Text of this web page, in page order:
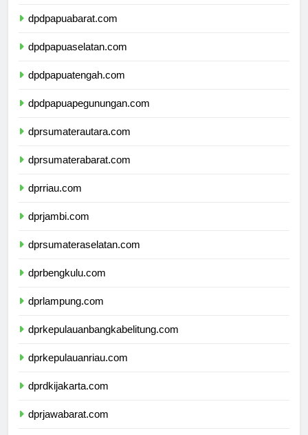
dpdpapuabarat.com
dpdpapuaselatan.com
dpdpapuatengah.com
dpdpapuapegunungan.com
dprsumaterautara.com
dprsumaterabarat.com
dprriau.com
dprjambi.com
dprsumateraselatan.com
dprbengkulu.com
dprlampung.com
dprkepulauanbangkabelitung.com
dprkepulauanriau.com
dprdkijakarta.com
dprjawabarat.com